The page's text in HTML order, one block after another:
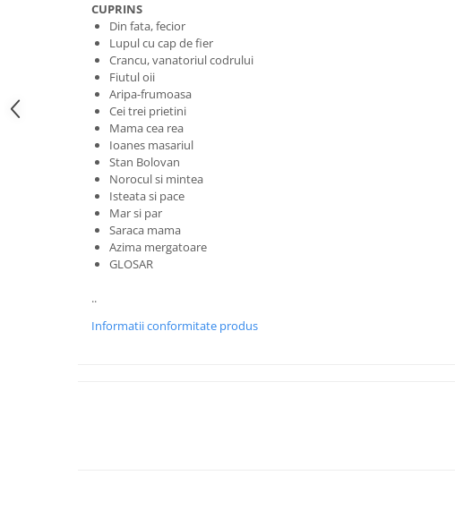
CUPRINS
Din fata, fecior
Lupul cu cap de fier
Crancu, vanatoriul codrului
Fiutul oii
Aripa-frumoasa
Cei trei prietini
Mama cea rea
Ioanes masariul
Stan Bolovan
Norocul si mintea
Isteata si pace
Mar si par
Saraca mama
Azima mergatoare
GLOSAR
..
Informatii conformitate produs